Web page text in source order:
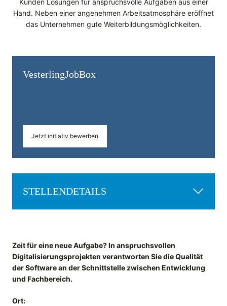
Kunden Lösungen für anspruchsvolle Aufgaben aus einer
Hand. Neben einer angenehmen Arbeitsatmosphäre eröffnet
das Unternehmen gute Weiterbildungsmöglichkeiten.
Vesterling­JobBox
Jetzt initiativ bewerben
STELLENDETAILS
Zeit für eine neue Aufgabe? In anspruchsvollen
Digitalisierungsprojekten verantworten Sie die Qualität
der Software an der Schnittstelle zwischen Entwicklung
und Fachbereich.
Ort: